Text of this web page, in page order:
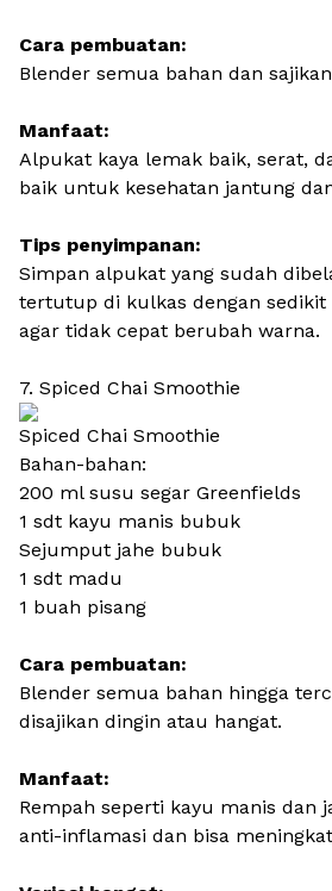
Cara pembuatan:
Blender semua bahan dan
Manfaat:
Alpukat kaya lemak baik, serat,
baik untuk kesehatan jantung
Tips penyimpanan:
Simpan alpukat yang sudah
tertutup di kulkas dengan sedikit
agar tidak cepat berubah warna.
7. Spiced Chai Smoothie
Spiced Chai Smoothie
Bahan-bahan:
200 ml susu segar Greenfields
1 sdt kayu manis bubuk
Sejumput jahe bubuk
1 sdt madu
1 buah pisang
Cara pembuatan:
Blender semua bahan hingga
disajikan dingin atau hangat.
Manfaat:
Rempah seperti kayu manis dan
anti-inflamasi dan bisa